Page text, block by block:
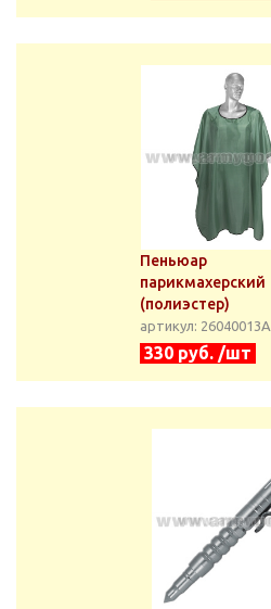
Пеньюар
парикмахерский
(полиэстер)
артикул: 26040013А
330 руб. /шт